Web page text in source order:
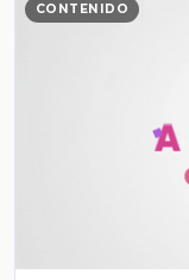
CONTENIDO